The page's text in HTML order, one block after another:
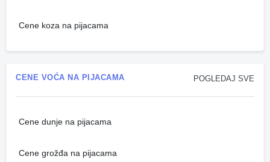
Cene koza na pijacama
POGLEDAJ SVE
CENE VOĆA NA PIJACAMA
Cene dunje na pijacama
Cene grožđa na pijacama